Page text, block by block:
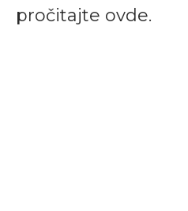
pročitajte ovde.